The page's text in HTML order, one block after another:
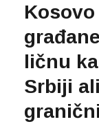
ličnu
Srbiji